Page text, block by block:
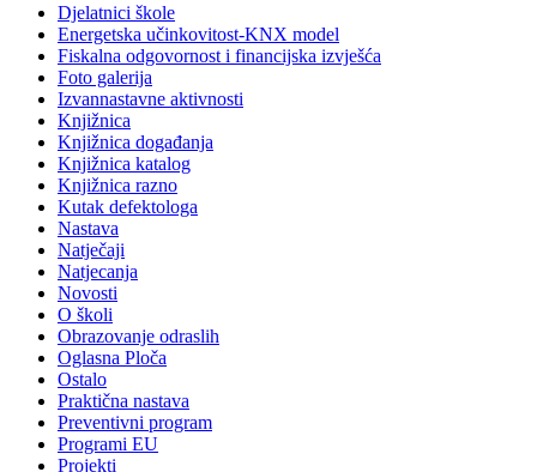
Djelatnici škole
Energetska učinkovitost-KNX model
Fiskalna odgovornost i financijska izvješća
Foto galerija
Izvannastavne aktivnosti
Knjižnica
Knjižnica događanja
Knjižnica katalog
Knjižnica razno
Kutak defektologa
Nastava
Natječaji
Natjecanja
Novosti
O školi
Obrazovanje odraslih
Oglasna Ploča
Ostalo
Praktična nastava
Preventivni program
Programi EU
Projekti